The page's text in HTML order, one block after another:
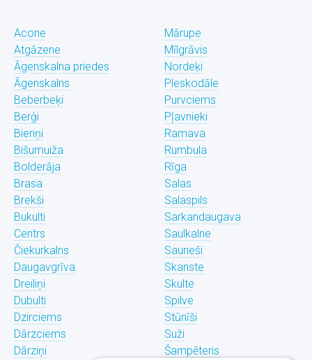
Acone
Atgāzene
Āgenskalna priedes
Āgenskalns
Beberbeķi
Berģi
Bieriņi
Bišumuiža
Bolderāja
Brasa
Brekši
Bukulti
Centrs
Čiekurkalns
Daugavgrīva
Dreiliņi
Dubulti
Dzirciems
Dārzciems
Dārziņi
Mārupe
Mīlgrāvis
Nordeķi
Pleskodāle
Purvciems
Pļavnieki
Ramava
Rumbula
Rīga
Salas
Salaspils
Sarkandaugava
Saulkalne
Saurieši
Skanste
Skulte
Spilve
Stūnīši
Suži
Šampēteris